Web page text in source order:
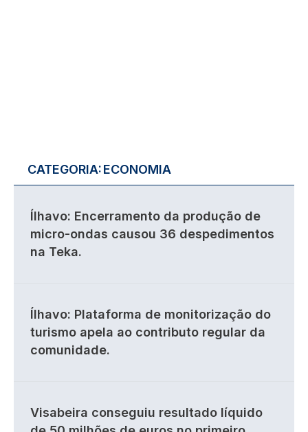
CATEGORIA:ECONOMIA
Ílhavo: Encerramento da produção de
micro-ondas causou 36 despedimentos
na Teka.
Ílhavo: Plataforma de monitorização do
turismo apela ao contributo regular da
comunidade.
Visabeira conseguiu resultado líquido